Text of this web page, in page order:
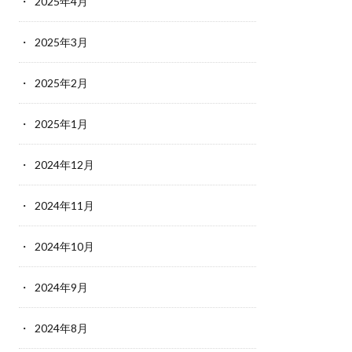
2025年3月
2025年2月
2025年1月
2024年12月
2024年11月
2024年10月
2024年9月
2024年8月